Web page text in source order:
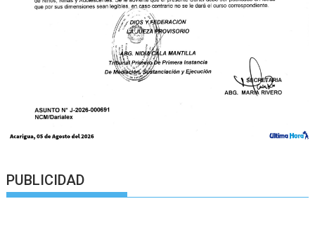
PUBLICIDAD